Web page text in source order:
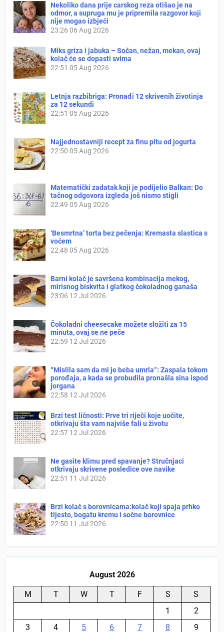
Nekoliko dana prije carskog reza otišao je na
odmor, a supruga mu je pripremila razgovor koji
nije mogao izbjeći
23:26 06 Aug 2026
Miks griza i jabuka – Sočan, nežan, mekan, ovaj
kolač će se dopasti svima
22:51 05 Aug 2026
Letnja razbibriga: Pronađi 12 skrivenih životinja
za 12 sekundi
22:51 05 Aug 2026
Najjednostavniji recept za finu pitu od jogurta
22:50 05 Aug 2026
Matematički zadatak koji je podijelio Balkan: Do
tačnog odgovora izgleda još nismo stigli
22:49 05 Aug 2026
‘Besmrtna’ torta bez pečenja: Kremasta slastica s
voćem
22:48 05 Aug 2026
Barni kolač je savršena kombinacija mekog,
mirisnog biskvita i glatkog čokoladnog ganaša
23:06 12 Jul 2026
Čokoladni cheesecake možete složiti za 15
minuta, ovaj se ne peče
22:59 12 Jul 2026
“Mislila sam da mi je beba umrla”: Zaspala tokom
porođaja, a kada se probudila pronašla sina ispod
jorgana
22:58 12 Jul 2026
Brzi test ličnosti: Prve tri riječi koje uočite,
otkrivaju šta vam najviše fali u životu
22:57 12 Jul 2026
Ne gasite klimu pred spavanje? Stručnjaci
otkrivaju skrivene posledice ove navike
22:51 11 Jul 2026
Brzi kolač s borovnicama:kolač koji spaja prhko
tijesto, bogatu kremu i sočne borovnice
22:50 11 Jul 2026
August 2026
M T W T F S
S
1
2
3
4 5 6 7 8 9